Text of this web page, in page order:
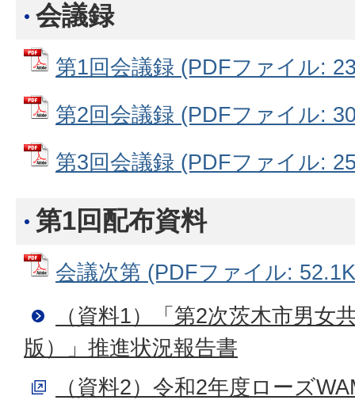
会議録
第1回会議録 (PDFファイル:
第2回会議録 (PDFファイル:
第3回会議録 (PDFファイル:
第1回配布資料
会議次第 (PDFファイル:
（資料1）「第2次茨木市男女
版）」推進状況報告書
（資料2）令和2年度ローズ